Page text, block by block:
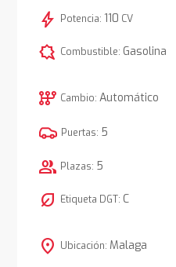
bolt Potencia: 110 CV
comic_bubble Combustible: Gasolina
auto_transmission Cambio: Automático
Puertas: 5
group Plazas: 5
nest_eco_leaf Etiqueta DGT: C
location_on Ubicación: Malaga